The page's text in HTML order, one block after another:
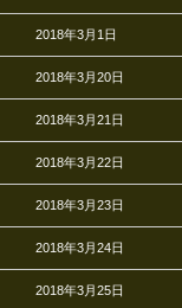
2018年3月1日
2018年3月20日
2018年3月21日
2018年3月22日
2018年3月23日
2018年3月24日
2018年3月25日